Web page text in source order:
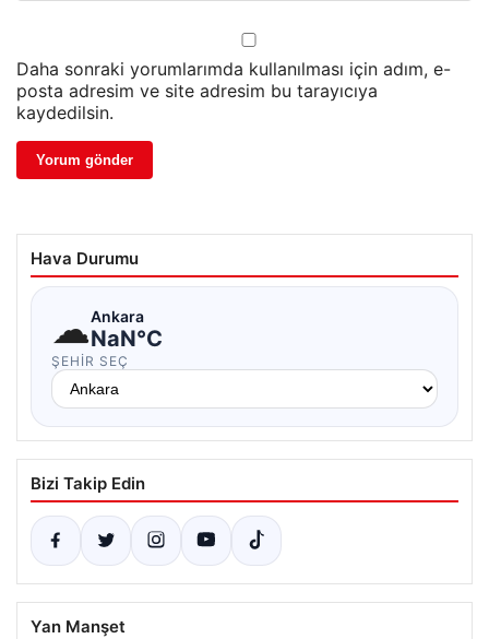
Daha sonraki yorumlarımda kullanılması için adım, e-
posta adresim ve site adresim bu tarayıcıya
kaydedilsin.
Hava Durumu
☁Ankara
NaN°C
ŞEHIR SEÇ
Bizi Takip Edin
Yan Manşet